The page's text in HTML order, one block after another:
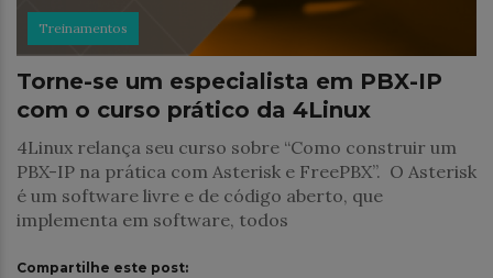
Treinamentos
Torne-se um especialista em PBX-IP
com o curso prático da 4Linux
4Linux relança seu curso sobre “Como construir um
PBX-IP na prática com Asterisk e FreePBX”. O Asterisk
é um software livre e de código aberto, que
implementa em software, todos
Compartilhe este post: